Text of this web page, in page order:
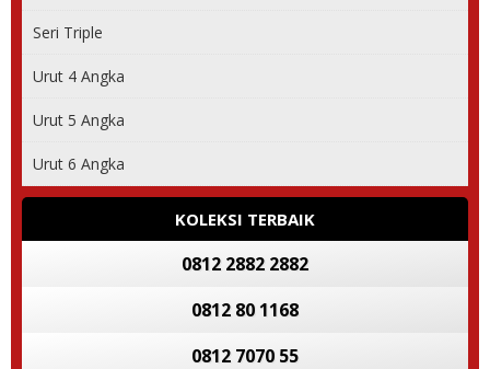
Seri Triple
Urut 4 Angka
Urut 5 Angka
Urut 6 Angka
KOLEKSI TERBAIK
0812 2882 2882
0812 80 1168
0812 7070 55